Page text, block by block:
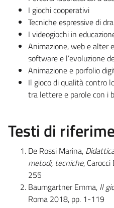
I giochi cooperativi
Tecniche espressive di
I videogiochi in
Animazione, web e alter
software e l’evoluzione
Animazione e porfolio
Il gioco di qualità contro
tra lettere e parole con i
Testi di
De Rossi Marina,
metodi, tecniche,
255
Baumgartner Emma, Il
Roma 2018, pp. 1-119